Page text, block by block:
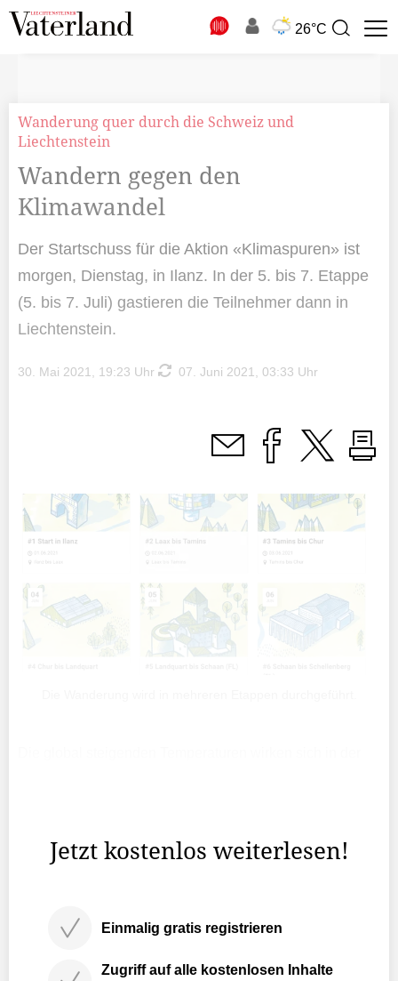
26°C
Suchbegriff
Wanderung quer durch die Schweiz und
Liechtenstein
Wandern gegen den
Klimawandel
Der Startschuss für die Aktion «Klimaspuren» ist
morgen, Dienstag, in Ilanz. In der 5. bis 7. Etappe
(5. bis 7. Juli) gastieren die Teilnehmer dann in
Liechtenstein.
30. Mai 2021, 19:23 Uhr 07. Juni 2021, 03:33 Uhr
Jetzt kostenlos weiterlesen!
Einmalig gratis registrieren
Zugriff auf alle kostenlosen Inhalte